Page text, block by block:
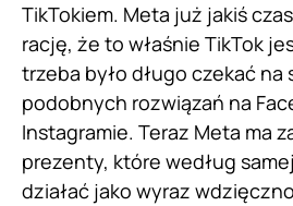
TikTokiem. Meta już jakiś
rację, że to właśnie TikTok
trzeba było długo czekać
podobnych rozwiązań na
Instagramie. Teraz Meta ma
prezenty, które według
działać jako wyraz